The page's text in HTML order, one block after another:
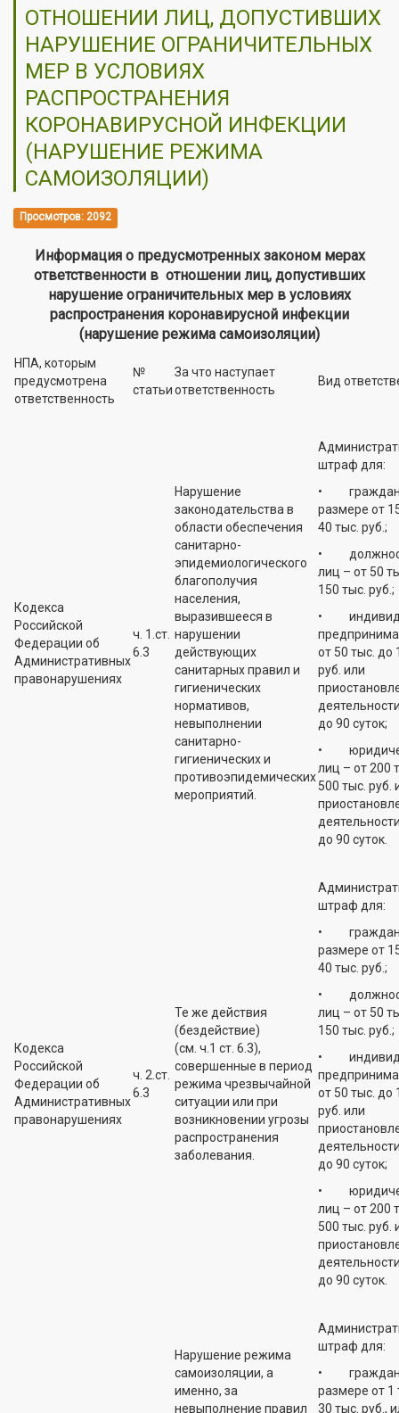
ОТНОШЕНИИ ЛИЦ, ДОПУСТИВШИХ
НАРУШЕНИЕ ОГРАНИЧИТЕЛЬНЫХ
МЕР В УСЛОВИЯХ
РАСПРОСТРАНЕНИЯ
КОРОНАВИРУСНОЙ ИНФЕКЦИИ
(НАРУШЕНИЕ РЕЖИМА
САМОИЗОЛЯЦИИ)
Просмотров: 2092
Информация о предусмотренных законом мерах
ответственности в отношении лиц, допустивших
нарушение ограничительных мер в условиях
распространения коронавирусной инфекции
(нарушение режима самоизоляции)
НПА, которым
предусмотрена
ответственность
№
статьи
За что наступает
ответственность
Вид
Кодекса
Российской
Федерации об
Административных
правонарушениях
ч. 1.ст.
6.3
Нарушение
законодательства в
области обеспечения
санитарно-
эпидемиологического
благополучия
населения,
выразившееся в
нарушении
действующих
санитарных правил и
гигиенических
нормативов,
невыполнении
санитарно-
гигиенических и
противоэпидемических
мероприятий.
штраф для:
• граждан
размере от
40 тыс. руб.;
•
лиц – от 50
150 тыс. руб.;
•
от 50 тыс. до
руб. или
до 90 суток;
•
лиц – от 200
500 тыс. руб.
до 90 суток.
Кодекса
Российской
Федерации об
Административных
правонарушениях
ч. 2.ст.
6.3
Те же действия
(бездействие)
(см. ч.1 ст. 6.3),
совершенные в период
режима чрезвычайной
ситуации или при
возникновении угрозы
распространения
заболевания.
штраф для:
• граждан
размере от
40 тыс. руб.;
•
лиц – от 50
150 тыс. руб.;
•
от 50 тыс. до
руб. или
до 90 суток;
•
лиц – от 200
500 тыс. руб.
до 90 суток.
Нарушение режима
самоизоляции, а
именно, за
невыполнение правил
штраф для:
• граждан
размере от 1
30 тыс. руб.,